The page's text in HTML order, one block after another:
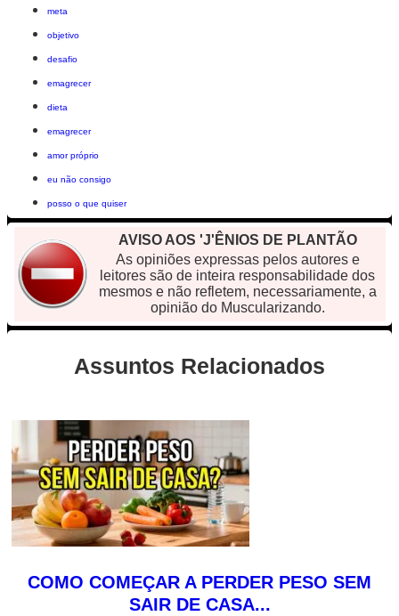
meta
objetivo
desafio
emagrecer
dieta
emagrecer
amor próprio
eu não consigo
posso o que quiser
AVISO AOS 'J'ÊNIOS DE PLANTÃO
As opiniões expressas pelos autores e
leitores são de inteira responsabilidade dos
mesmos e não refletem, necessariamente, a
opinião do Muscularizando.
Assuntos Relacionados
COMO COMEÇAR A PERDER PESO SEM
SAIR DE CASA...